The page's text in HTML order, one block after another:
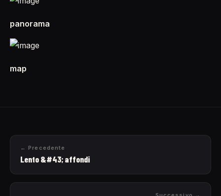
panorama
map
← Precedente
Lento &#43; affondi